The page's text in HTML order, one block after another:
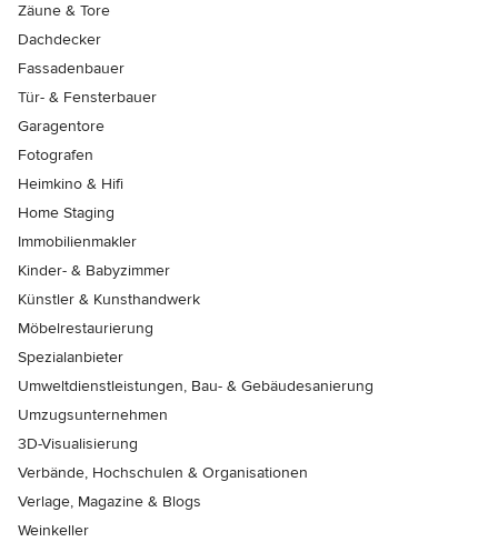
Zäune & Tore
Dachdecker
Fassadenbauer
Tür- & Fensterbauer
Garagentore
Fotografen
Heimkino & Hifi
Home Staging
Immobilienmakler
Kinder- & Babyzimmer
Künstler & Kunsthandwerk
Möbelrestaurierung
Spezialanbieter
Umweltdienstleistungen, Bau- & Gebäudesanierung
Umzugsunternehmen
3D-Visualisierung
Verbände, Hochschulen & Organisationen
Verlage, Magazine & Blogs
Weinkeller